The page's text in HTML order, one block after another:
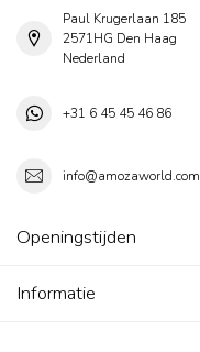
Paul Krugerlaan 185
2571HG Den Haag
Nederland
+31 6 45 45 46 86
info@amozaworld.com
Openingstijden
Informatie